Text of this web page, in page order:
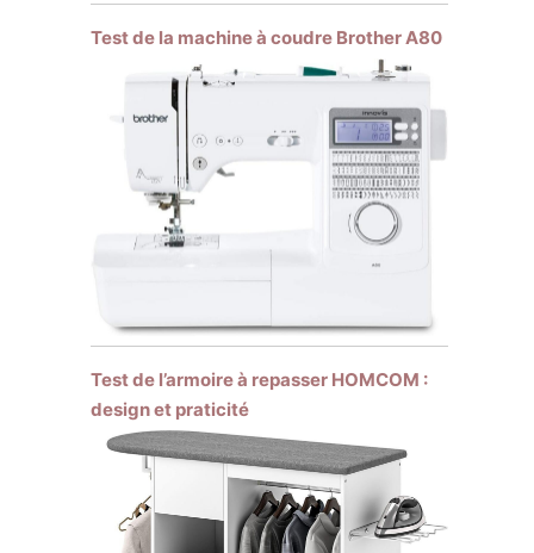
Test de la machine à coudre Brother A80
Test de l’armoire à repasser HOMCOM :
design et praticité